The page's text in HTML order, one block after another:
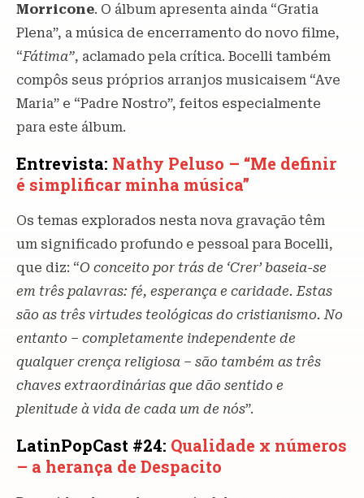
Morricone. O álbum apresenta ainda “Gratia
Plena”, a música de encerramento do novo filme,
“Fátima”, aclamado pela crítica. Bocelli também
compôs seus próprios arranjos musicaisem “Ave
Maria” e “Padre Nostro”, feitos especialmente
para este álbum.
Entrevista: Nathy Peluso – “Me definir
é simplificar minha música”
Os temas explorados nesta nova gravação têm
um significado profundo e pessoal para Bocelli,
que diz: “O conceito por trás de ‘Crer’ baseia-se
em três palavras: fé, esperança e caridade. Estas
são as três virtudes teológicas do cristianismo. No
entanto – completamente independente de
qualquer crença religiosa – são também as três
chaves extraordinárias que dão sentido e
plenitude à vida de cada um de nós”.
LatinPopCast #24: Qualidade x números
– a herança de Despacito